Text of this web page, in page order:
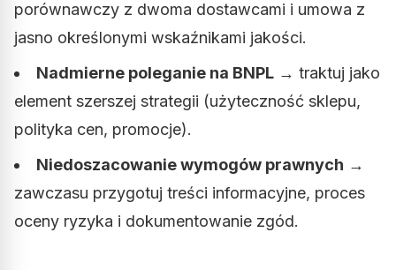
porównawczy z dwoma dostawcami i umowa z
jasno określonymi wskaźnikami jakości.
Nadmierne poleganie na BNPL → traktuj jako
element szerszej strategii (użyteczność sklepu,
polityka cen, promocje).
Niedoszacowanie wymogów prawnych →
zawczasu przygotuj treści informacyjne, proces
oceny ryzyka i dokumentowanie zgód.